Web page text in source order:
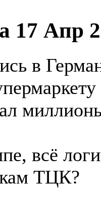
17 Апр
в
всё
ТЦК?